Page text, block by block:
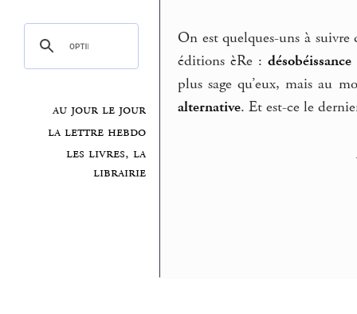
au jour le jour
la lettre hebdo
les livres, la
librairie
On est quelques-uns à
éditions èRe : désobéissance
plus sage qu’eux, mais au
alternative. Et est-ce le